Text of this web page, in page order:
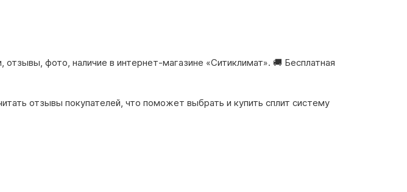
фото, наличие в интернет-магазине «Ситиклимат». 🚚 Бесплатная
отзывы покупателей, что поможет выбрать и купить сплит систему